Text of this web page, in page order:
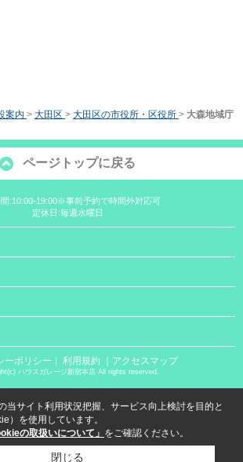
案内 > 大田区 > 大田区の市役所・区役所 > 大森地域庁
ページトップに戻る
:10:00-19:00※事前予約で時間外対応可
定休日:毎週水曜日
ーポリシー ｜ 利用規約 ｜アクセスマップ
ハウスガレージ新宿本店 All rights reserved.
当サイト利用状況把握、サービス向上検討を目的と
）を使用しています。
の取扱いについて」 をご確認ください。
閉じる